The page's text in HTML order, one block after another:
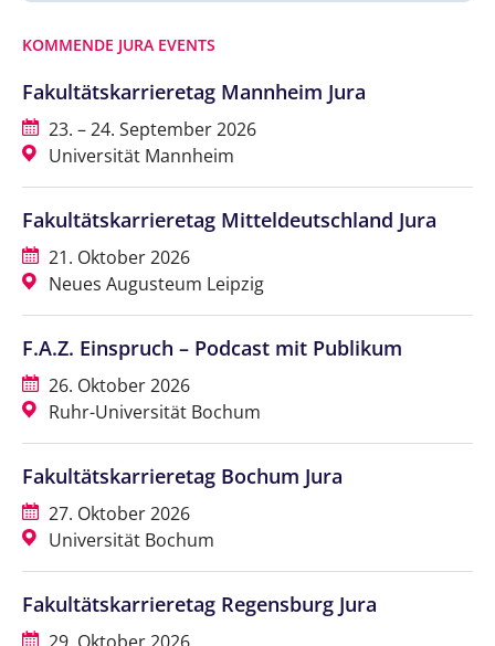
KOMMENDE JURA EVENTS
Fakultätskarrieretag Mannheim Jura
23. – 24. September 2026
Universität Mannheim
Fakultätskarrieretag Mitteldeutschland Jura
21. Oktober 2026
Neues Augusteum Leipzig
F.A.Z. Einspruch – Podcast mit Publikum
26. Oktober 2026
Ruhr-Universität Bochum
Fakultätskarrieretag Bochum Jura
27. Oktober 2026
Universität Bochum
Fakultätskarrieretag Regensburg Jura